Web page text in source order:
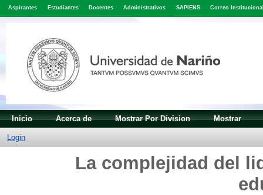
Aspirantes Estudiantes Docentes Administrativos SAPIENS Correo
Inicio Acerca de Mostrar Por Division Mostrar
Login
La complejidad del